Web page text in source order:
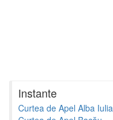
Instante
Curtea de Apel Alba Iulia